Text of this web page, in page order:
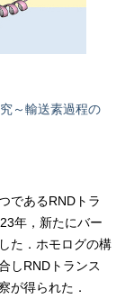
～輸送素過程の
であるRNDトラ
年，新たにバー
た．ホモログの構
しRNDトランス
が得られた．